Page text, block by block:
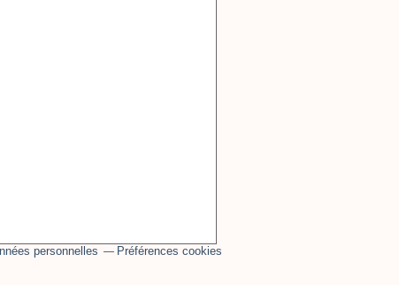
personnelles Préférences cookies